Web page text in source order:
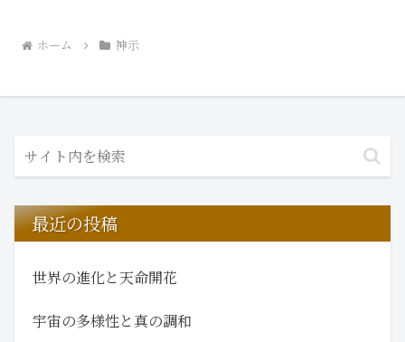
ホーム 神示
最近の投稿
世界の進化と天命開花
宇宙の多様性と真の調和